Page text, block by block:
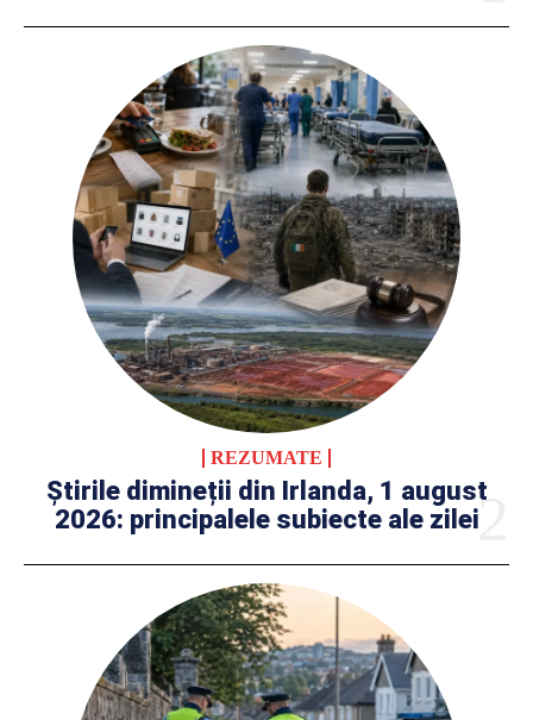
REZUMATE
Știrile dimineții din Irlanda, 1 august
2026: principalele subiecte ale zilei